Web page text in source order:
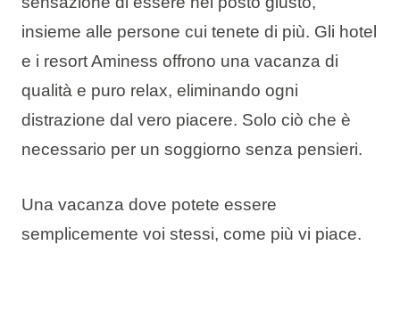
insieme alle persone cui tenete di più. Gli hotel
e i resort Aminess offrono una vacanza di
qualità e puro relax, eliminando ogni
distrazione dal vero piacere. Solo ciò che è
necessario per un soggiorno senza pensieri.
Una vacanza dove potete essere
semplicemente voi stessi, come più vi piace.